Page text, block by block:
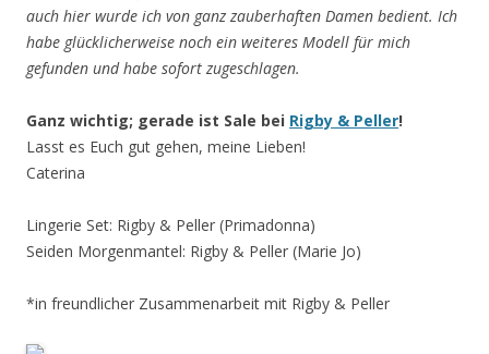
auch hier wurde ich von ganz zauberhaften Damen bedient. Ich
habe glücklicherweise noch ein weiteres Modell für mich
gefunden und habe sofort zugeschlagen.
Ganz wichtig; gerade ist Sale bei Rigby & Peller!
Lasst es Euch gut gehen, meine Lieben!
Caterina
Lingerie Set: Rigby & Peller (Primadonna)
Seiden Morgenmantel: Rigby & Peller (Marie Jo)
*in freundlicher Zusammenarbeit mit Rigby & Peller